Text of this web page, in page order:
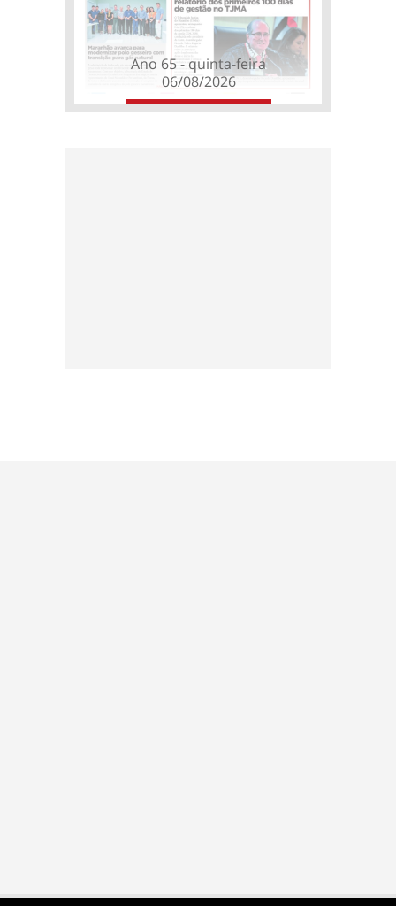
Ano 65 - quinta-feira
06/08/2026